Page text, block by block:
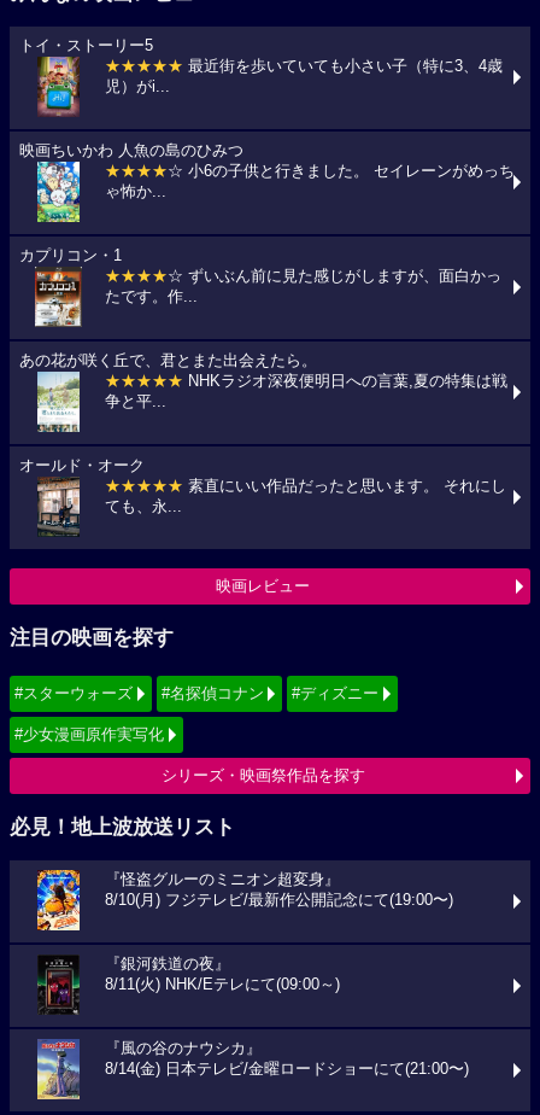
トイ・ストーリー5
★★★★★ 最近街を歩いていても小さい子（特に3、4歳
児）がi...
映画ちいかわ 人魚の島のひみつ
★★★★☆ 小6の子供と行きました。 セイレーンがめっち
ゃ怖か...
カプリコン・1
★★★★☆ ずいぶん前に見た感じがしますが、面白かっ
たです。作...
あの花が咲く丘で、君とまた出会えたら。
★★★★★ NHKラジオ深夜便明日への言葉,夏の特集は戦
争と平...
オールド・オーク
★★★★★ 素直にいい作品だったと思います。 それにし
ても、永...
映画レビュー
注目の映画を探す
#スターウォーズ #名探偵コナン #ディズニー
#少女漫画原作実写化
シリーズ・映画祭作品を探す
必見！地上波放送リスト
『怪盗グルーのミニオン超変身』
8/10(月) フジテレビ/最新作公開記念にて(19:00〜)
『銀河鉄道の夜』
8/11(火) NHK/Eテレにて(09:00～)
『風の谷のナウシカ』
8/14(金) 日本テレビ/金曜ロードショーにて(21:00〜)